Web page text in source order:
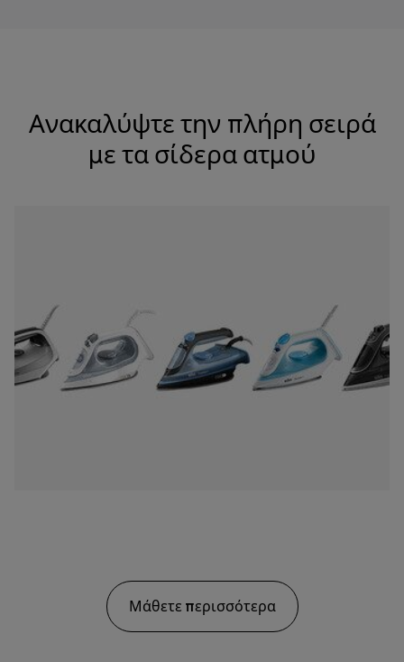
Ανακαλύψτε την πλήρη σειρά
με τα σίδερα ατμού
Μάθετε περισσότερα